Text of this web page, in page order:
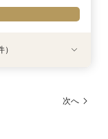
】日本庭園を一
20万円OFFチ
次へ